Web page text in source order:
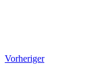
Vorheriger